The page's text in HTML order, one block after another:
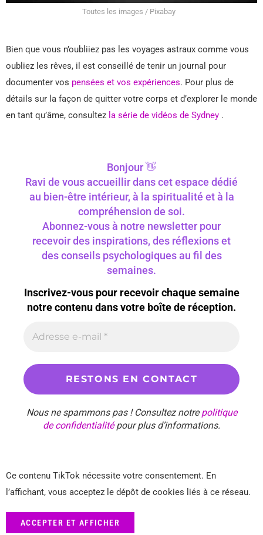
Toutes les images / Pixabay
Bien que vous n’oubliiez pas les voyages astraux comme vous
oubliez les rêves, il est conseillé de tenir un journal pour
documenter vos pensées et vos expériences. Pour plus de
détails sur la façon de quitter votre corps et d’explorer le monde
en tant qu’âme, consultez la série de vidéos de Sydney .
Bonjour 👋
Ravi de vous accueillir dans cet espace dédié
au bien-être intérieur, à la spiritualité et à la
compréhension de soi.
Abonnez-vous à notre newsletter pour
recevoir des inspirations, des réflexions et
des conseils psychologiques au fil des
semaines.
Inscrivez-vous pour recevoir chaque semaine
notre contenu dans votre boîte de réception.
Nous ne spammons pas ! Consultez notrepolitique
de confidentialitépour plus d’informations.
Ce contenu TikTok nécessite votre consentement. En
l’affichant, vous acceptez le dépôt de cookies liés à ce réseau.
ACCEPTER ET AFFICHER